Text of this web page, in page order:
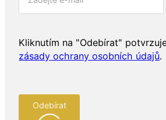
Kliknutím na "Odebírat"
zásady ochrany osobních údajů.
Odebírat